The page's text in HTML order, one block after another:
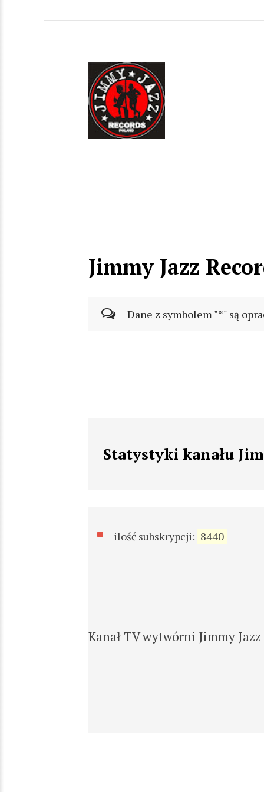
Jimmy Jazz
Dane z symbolem "*" są
Statystyki kanału
ilość subskrypcji: 8440
Kanał TV wytwórni Jimmy Jazz